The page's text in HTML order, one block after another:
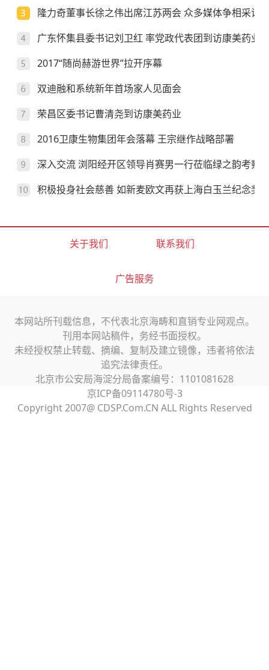
隆力奇董事长徐之伟出席江苏两会 众多媒体争相采访
广东怀集县委书记刘卫红 率党政代表团到访康美药业
2017“随尚赫游世界”拉开序幕
双迪融和系统新年首场家人见面会
荣昌区委书记曹清尧到访康美药业
2016卫康生物集团年会落幕 王宗继作战略部署
深入交流 浏阳经开区领导肖赛男一行莅临绿之韵考察
积极投身社会慈善 如新麦欧文再获上海白玉兰纪念奖
关于我们 联系我们
广告服务
本网站所刊载信息，不代表北京海畴和直销专业网观点。
刊用本网站稿件，务经书面授权。
未经授权禁止转载、摘编、复制及建立镜像，违者将依法
追究法律责任。
北京市公安局海淀分局备案编号：1101081628
京ICP备09114780号-3
Copyright 2007@ CDSP.Com.CN ALL Rights Reserved